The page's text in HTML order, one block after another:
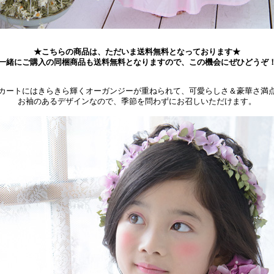
★こちらの商品は、ただいま送料無料となっております★
緒にご購入の同梱商品も送料無料となりますので、この機会にぜひどうぞ
ートにはきらきら輝くオーガンジーが重ねられて、可愛らしさ＆豪華さ満
お袖のあるデザインなので、季節を問わずにお召しいただけます。